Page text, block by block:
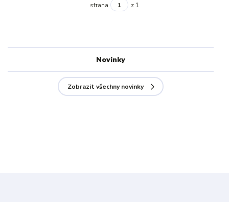
strana z 1
Novinky
Zobrazit všechny novinky